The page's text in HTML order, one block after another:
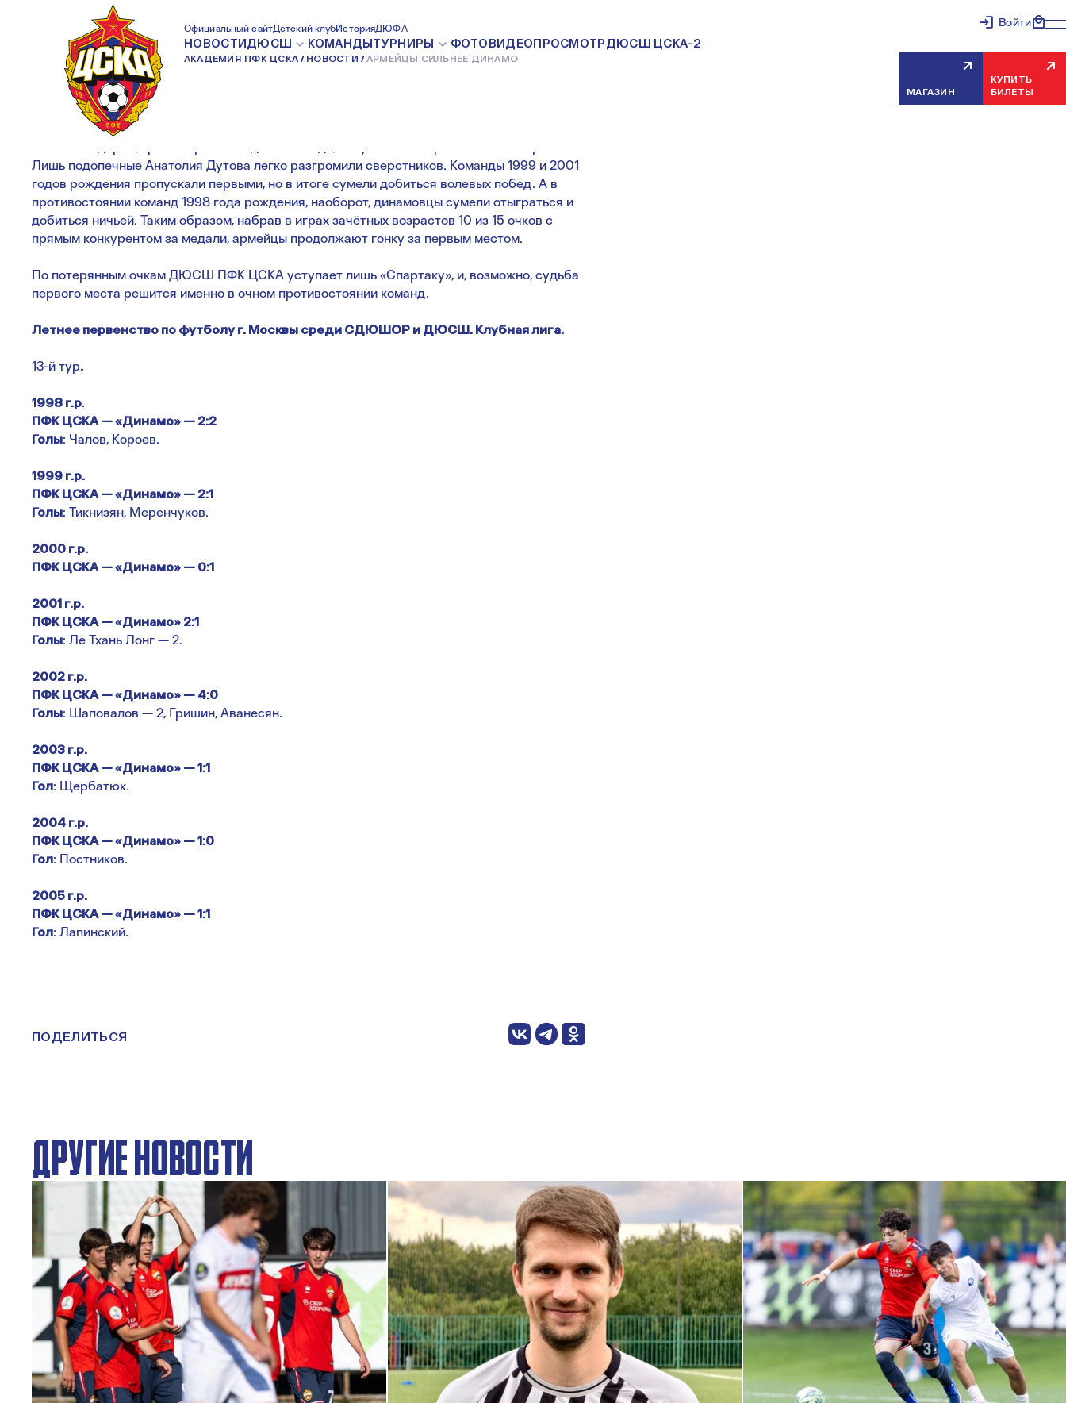
Официальный сайтДетский клубИсторияДЮФА
НОВОСТИДЮСШ КОМАНДЫТУРНИРЫ ФОТОВИДЕОПРОСМОТРДЮСШ ЦСКА-2
АКАДЕМИЯ ПФК ЦСКА НОВОСТИ АРМЕЙЦЫ СИЛЬНЕЕ ДИНАМО
Войти
МАГАЗИН
КУПИТЬ
БИЛЕТЫ
АРМЕЙЦЫ СИЛЬНЕЕ ДИНАМО
Лишь подопечные Анатолия Дутова легко разгромили сверстников. Команды 1999 и 2001
годов рождения пропускали первыми, но в итоге сумели добиться волевых побед. А в
противостоянии команд 1998 года рождения, наоборот, динамовцы сумели отыграться и
добиться ничьей. Таким образом, набрав в играх зачётных возрастов 10 из 15 очков с
прямым конкурентом за медали, армейцы продолжают гонку за первым местом.
По потерянным очкам ДЮСШ ПФК ЦСКА уступает лишь «Спартаку», и, возможно, судьба
первого места решится именно в очном противостоянии команд.
Летнее первенство по футболу г. Москвы среди СДЮШОР и ДЮСШ. Клубная лига.
13-й тур.
1998 г.р.
ПФК ЦСКА — «Динамо» — 2:2
Голы: Чалов, Короев.
1999 г.р.
ПФК ЦСКА — «Динамо» — 2:1
Голы: Тикнизян, Меренчуков.
2000 г.р.
ПФК ЦСКА — «Динамо» — 0:1
2001 г.р.
ПФК ЦСКА — «Динамо» 2:1
Голы: Ле Тхань Лонг — 2.
2002 г.р.
ПФК ЦСКА — «Динамо» — 4:0
Голы: Шаповалов — 2, Гришин, Аванесян.
2003 г.р.
ПФК ЦСКА — «Динамо» — 1:1
Гол: Щербатюк.
2004 г.р.
ПФК ЦСКА — «Динамо» — 1:0
Гол: Постников.
2005 г.р.
ПФК ЦСКА — «Динамо» — 1:1
Гол: Лапинский.
ПОДЕЛИТЬСЯ
ДРУГИЕ НОВОСТИ